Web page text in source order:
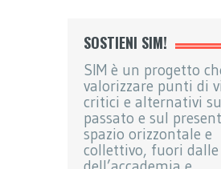
SOSTIENI SIM!
SIM è un progetto
valorizzare punti di
critici e alternativi
passato e sul
spazio orizzontale e
collettivo, fuori